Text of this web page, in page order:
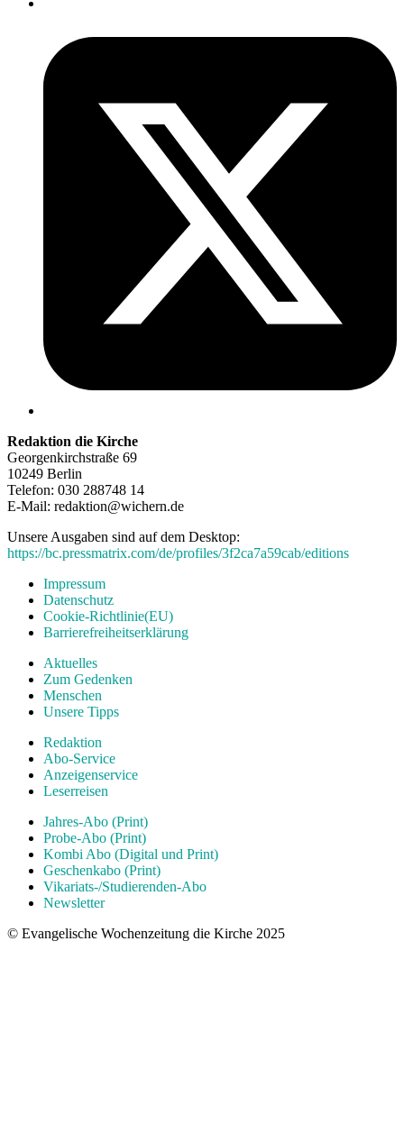
Redaktion die Kirche
Georgenkirchstraße 69
10249 Berlin
Telefon: 030 288748 14
E-Mail: redaktion@wichern.de
Unsere Ausgaben sind auf dem Desktop:
https://bc.pressmatrix.com/de/profiles/3f2ca7a59cab/editions
Impressum
Datenschutz
Cookie-Richtlinie(EU)
Barrierefreiheitserklärung
Aktuelles
Zum Gedenken
Menschen
Unsere Tipps
Redaktion
Abo-Service
Anzeigenservice
Leserreisen
Jahres-Abo (Print)
Probe-Abo (Print)
Kombi Abo (Digital und Print)
Geschenkabo (Print)
Vikariats-/Studierenden-Abo
Newsletter
© Evangelische Wochenzeitung die Kirche 2025